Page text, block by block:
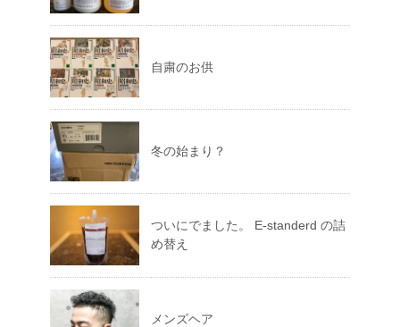
自粛のお供
冬の始まり？
ついにでました。 E-standerd の詰
め替え
メンズヘア